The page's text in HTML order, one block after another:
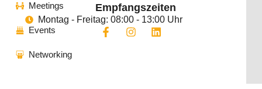
Empfangszeiten
Montag - Freitag: 08:00 - 13:00 Uhr
Meetings
Events
Networking
News
Das
Projekt